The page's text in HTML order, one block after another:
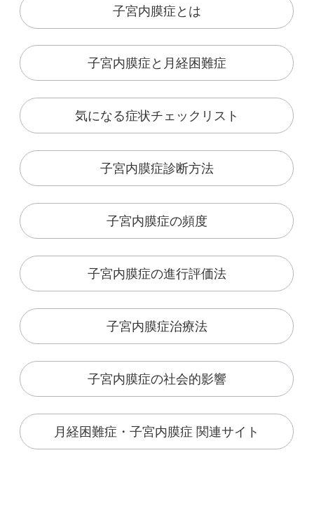
子宮内膜症とは
子宮内膜症と月経困難症
気になる症状チェックリスト
子宮内膜症診断方法
子宮内膜症の頻度
子宮内膜症の進行評価法
子宮内膜症治療法
子宮内膜症の社会的影響
月経困難症・子宮内膜症関連サイト